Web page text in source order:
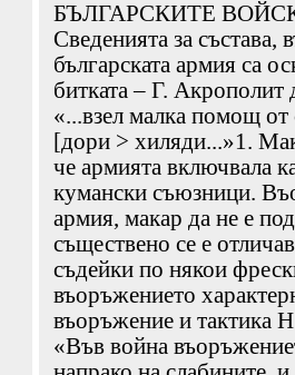
БЪЛГАРСКИТЕ
Сведенията за състава,
българската армия са
битката – Г. Акрополит
«...взел малка помощ от
[дори > хиляди...»1.
че армията включвала
кумански съюзници.
армия, макар да не е
съществено се е
съдейки по някои
въоръжението
въоръжение и тактика
«Във война